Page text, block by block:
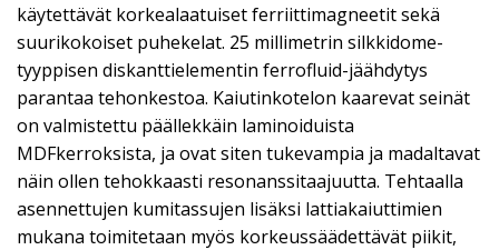
käytettävät korkealaatuiset ferriittimagneetit sekä
suurikokoiset puhekelat. 25 millimetrin silkkidome-
tyyppisen diskanttielementin ferrofluid-jäähdytys
parantaa tehonkestoa. Kaiutinkotelon kaarevat seinät
on valmistettu päällekkäin laminoiduista
MDFkerroksista, ja ovat siten tukevampia ja madaltavat
näin ollen tehokkaasti resonanssitaajuutta. Tehtaalla
asennettujen kumitassujen lisäksi lattiakaiuttimien
mukana toimitetaan myös korkeussäädettävät piikit,